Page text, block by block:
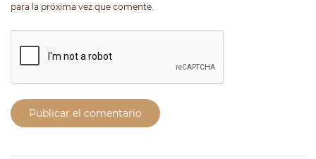
para la próxima vez que comente.
Publicar el comentario